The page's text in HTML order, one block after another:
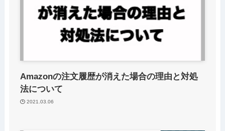
Amazonの注文履歴が消えた場合の理由と対処
法について
2021.03.06